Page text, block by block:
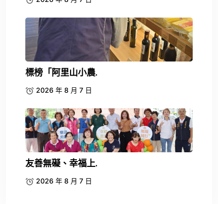
標榜「阿里山小農.
2026 年 8 月 7 日
友善無礙、幸福上.
2026 年 8 月 7 日